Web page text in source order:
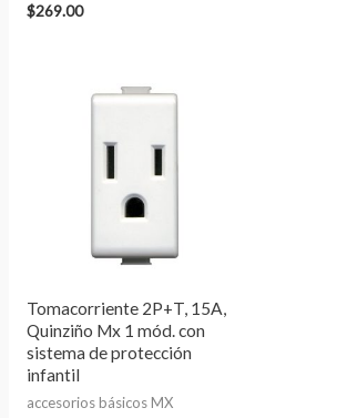
$269.00
Tomacorriente 2P+T, 15A,
Quinziño Mx 1 mód. con
sistema de protección
infantil
accesorios básicos MX